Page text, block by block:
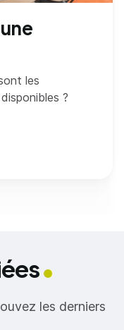
les
?
les derniers